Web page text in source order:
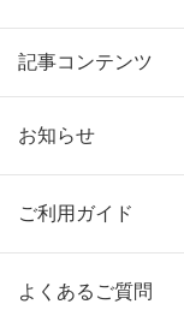
記事コンテンツ
お知らせ
ご利用ガイド
よくあるご質問